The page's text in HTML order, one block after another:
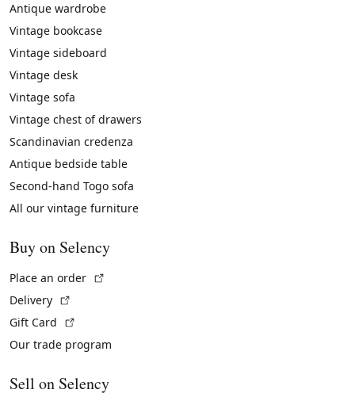
Antique wardrobe
Vintage bookcase
Vintage sideboard
Vintage desk
Vintage sofa
Vintage chest of drawers
Scandinavian credenza
Antique bedside table
Second-hand Togo sofa
All our vintage furniture
Buy on Selency
Place an order
Delivery
Gift Card
Our trade program
Sell on Selency